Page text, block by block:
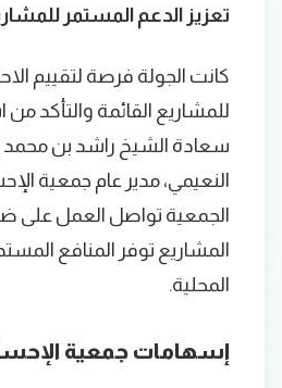
تعزيز الدعم المستمر
كانت الجولة فرصة لتقييم
للمشاريع القائمة والتأكد من
سعادة الشيخ راشد بن محمد
النعيمي، مدير عام جمعية
الجمعية تواصل العمل على
المشاريع توفر المنافع
المحلية.
إسهامات جمعية